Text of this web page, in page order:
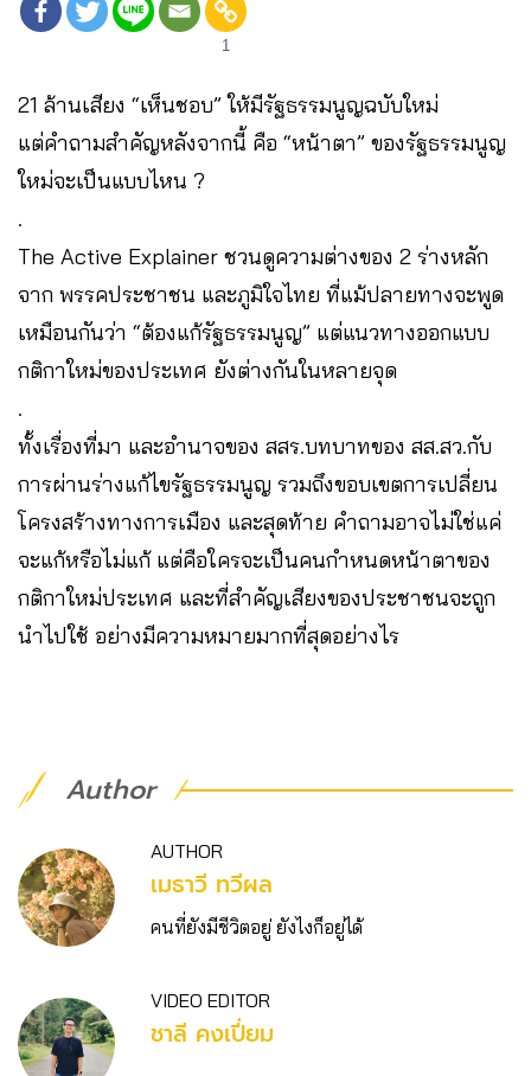
1
21 ล้านเสียง “เห็นชอบ” ให้มีรัฐธรรมนูญฉบับใหม่
แต่คำถามสำคัญหลังจากนี้ คือ “หน้าตา” ของรัฐธรรมนูญ
ใหม่จะเป็นแบบไหน ?
.
The Active Explainer ชวนดูความต่างของ 2 ร่างหลัก
จาก พรรคประชาชน และภูมิใจไทย ที่แม้ปลายทางจะพูด
เหมือนกันว่า “ต้องแก้รัฐธรรมนูญ” แต่แนวทางออกแบบ
กติกาใหม่ของประเทศ ยังต่างกันในหลายจุด
.
ทั้งเรื่องที่มา และอำนาจของ สสร.บทบาทของ สส.สว.กับ
การผ่านร่างแก้ไขรัฐธรรมนูญ รวมถึงขอบเขตการเปลี่ยน
โครงสร้างทางการเมือง และสุดท้าย คำถามอาจไม่ใช่แค่
จะแก้หรือไม่แก้ แต่คือใครจะเป็นคนกำหนดหน้าตาของ
กติกาใหม่ประเทศ และที่สำคัญเสียงของประชาชนจะถูก
นำไปใช้ อย่างมีความหมายมากที่สุดอย่างไร
Author
AUTHOR
เมธาวี ทวีผล
คนที่ยังมีชีวิตอยู่ ยังไงก็อยู่ได้
VIDEO EDITOR
ชาลี คงเปี่ยม